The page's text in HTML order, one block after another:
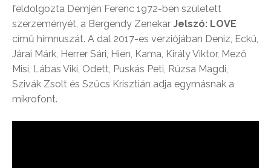
feldolgozta Demjén Ferenc 1972-ben született
szerzeményét, a Bergendy Zenekar Jelszó: LOVE
című himnuszát. A dal 2017-es verziójában Deniz, Eckü,
Járai Márk, Herrer Sári, Hien, Kama, Király Viktor, Mező
Misi, Lábas Viki, Odett, Puskás Peti, Rúzsa Magdi,
Szivák Zsolt és Szűcs Krisztián adja egymásnak a
mikrofont.